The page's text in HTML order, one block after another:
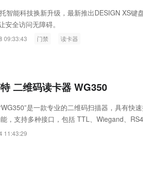
智能科技换新升级，最新推出DESIGN XS键
安全访问无障碍。
09:33:43 门禁 读卡器
二维码读卡器 WG350
是一款专业的二维码扫描器，具有快
，支持多种接口，包括 TTL、Wiegand、
置继电器，可实现远程控制和自动化管理。
11:43:29